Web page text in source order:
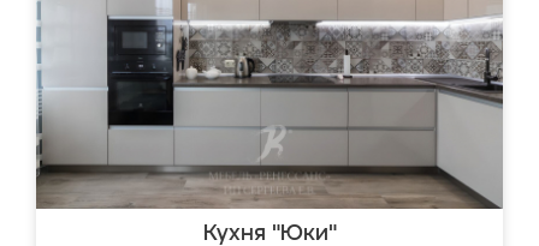
Кухня "Юки"